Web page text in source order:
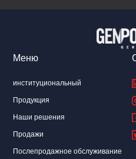
Меню
институциональный
Продукция
Наши решения
Продажи
Послепродажное обслуживание